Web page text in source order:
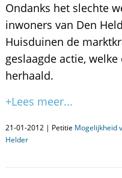
Ondanks het slechte
inwoners van Den
Huisduinen de
geslaagde actie,
herhaald.
+Lees meer...
21-01-2012 | Petitie Mogelijkheid
Helder